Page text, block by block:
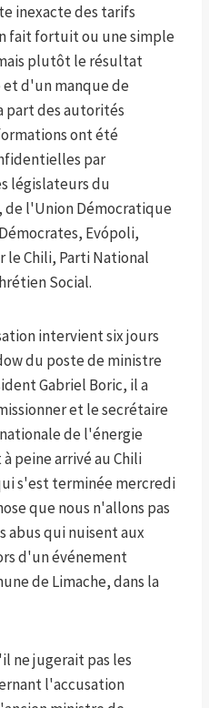
inexacte des tarifs
fait fortuit ou une simple
plutôt le résultat
d'un manque de
part des autorités
ont été
par
législateurs du
de l'Union Démocratique
Evópoli,
le Chili, Parti National
Social.
intervient six jours
du poste de ministre
Gabriel Boric, il a
et le secrétaire
de l'énergie
peine arrivé au Chili
s'est terminée mercredi
que nous n'allons pas
abus qui nuisent aux
d'un événement
de Limache, dans la
ne jugerait pas les
l'accusation